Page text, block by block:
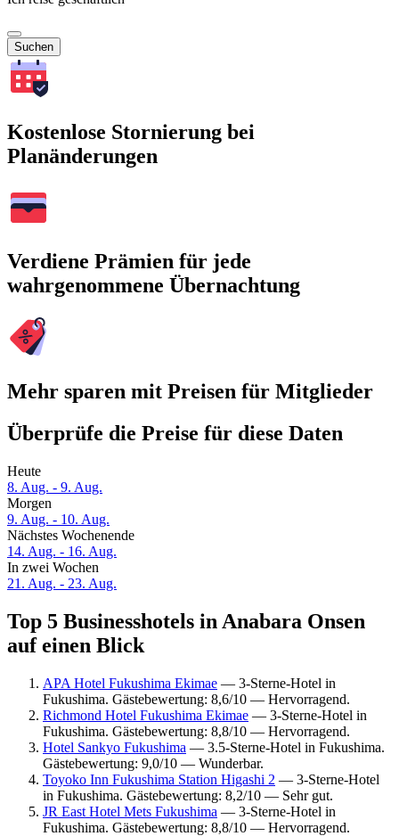
Suchen
Kostenlose Stornierung bei
Planänderungen
Verdiene Prämien für jede
wahrgenommene Übernachtung
Mehr sparen mit Preisen für Mitglieder
Überprüfe die Preise für diese Daten
Heute
8. Aug. - 9. Aug.
Morgen
9. Aug. - 10. Aug.
Nächstes Wochenende
14. Aug. - 16. Aug.
In zwei Wochen
21. Aug. - 23. Aug.
Top 5 Businesshotels in Anabara Onsen
auf einen Blick
APA Hotel Fukushima Ekimae — 3-Sterne-Hotel in
Fukushima. Gästebewertung: 8,6/10 — Hervorragend.
Richmond Hotel Fukushima Ekimae — 3-Sterne-Hotel in
Fukushima. Gästebewertung: 8,8/10 — Hervorragend.
Hotel Sankyo Fukushima — 3.5-Sterne-Hotel in Fukushima.
Gästebewertung: 9,0/10 — Wunderbar.
Toyoko Inn Fukushima Station Higashi 2 — 3-Sterne-Hotel
in Fukushima. Gästebewertung: 8,2/10 — Sehr gut.
JR East Hotel Mets Fukushima — 3-Sterne-Hotel in
Fukushima. Gästebewertung: 8,8/10 — Hervorragend.